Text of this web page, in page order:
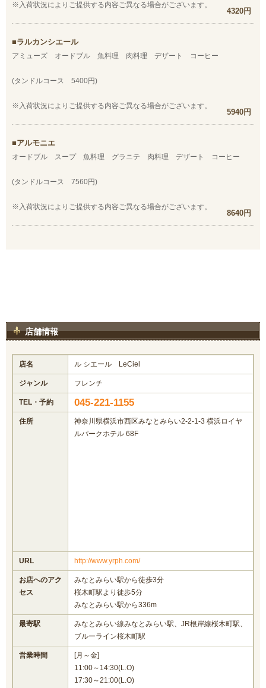
※入荷状況によりご提供する内容ご異なる場合がございます。
4320円
ラルカンシエール
アミューズ オードブル 魚料理 肉料理 デザート コーヒー
(タンドルコース 5400円)
※入荷状況によりご提供する内容ご異なる場合がございます。
5940円
アルモニエ
オードブル スープ 魚料理 グラニテ 肉料理 デザート コーヒー
(タンドルコース 7560円)
※入荷状況によりご提供する内容ご異なる場合がございます。
8640円
店舗情報
店名 ル シエール LeCiel
ジャンル フレンチ
TEL・予約 045-221-1155
住所
神奈川県横浜市西区みなとみらい2-2-1-3 横浜ロイヤ
ルパークホテル 68F
URL http://www.yrph.com/
お店へのアク
セス
みなとみらい駅から徒歩3分
桜木町駅より徒歩5分
みなとみらい駅から336m
最寄駅
みなとみらい線みなとみらい駅、JR根岸線桜木町駅、
ブルーライン桜木町駅
営業時間
[月～金]
11:00～14:30(L.O)
17:30～21:00(L.O)